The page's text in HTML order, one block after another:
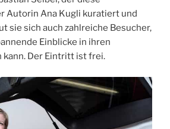
Autorin Ana Kugli kuratiert und
sie sich auch zahlreiche Besucher,
Einblicke in ihren
kann. Der Eintritt ist frei.